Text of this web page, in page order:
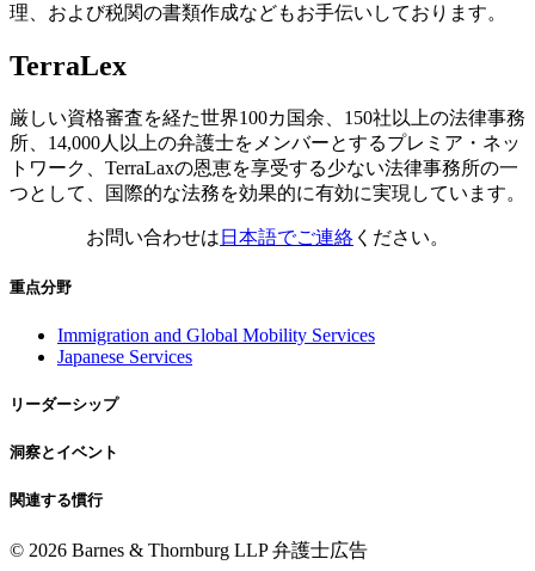
理、および税関の書類作成などもお手伝いしております。
TerraLex
厳しい資格審査を経た世界100カ国余、150社以上の法律事務
所、14,000人以上の弁護士をメンバーとするプレミア・ネッ
トワーク、TerraLaxの恩恵を享受する少ない法律事務所の一
つとして、国際的な法務を効果的に有効に実現しています。
お問い合わせは 日本語でご連絡 ください。
重点分野
Immigration and Global Mobility Services
Japanese Services
リーダーシップ
洞察とイベント
関連する慣行
© 2026 Barnes & Thornburg LLP 弁護士広告